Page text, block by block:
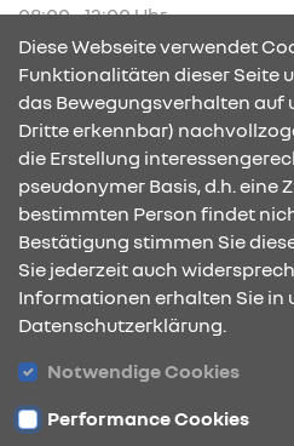
08:00 - 13:00 Uhr
KONTAKT & ANFAHRT
ÖFFNUNGSZEITEN
Diese Webseite verwendet
Funktionalitäten dieser Seite
das Bewegungsverhalten auf
Dritte erkennbar)
die Erstellung
pseudonymer Basis, d.h. eine
bestimmten Person findet
Bestätigung stimmen Sie
Sie jederzeit auch
Informationen erhalten Sie in
Datenschutzerklärung.
Notwendige Cookies
Performance Cookies